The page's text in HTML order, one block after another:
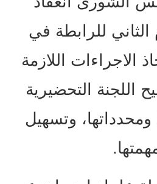
الثاني للرابطة في
الاجراءات اللازمة
اللجنة التحضيرية
ومحدداتها، وتسهيل